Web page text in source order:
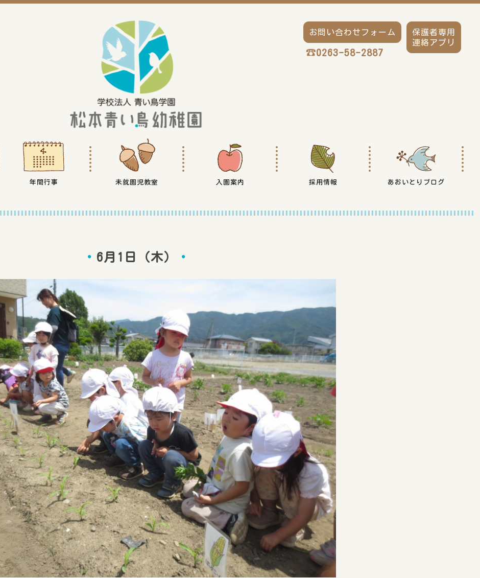
お問い合わせフォーム
0263-58-2887
保護者専用
連絡アプリ
年間行事 未就園児教室 入園案内 採用情報 あおいとりブログ
6月1日（木）